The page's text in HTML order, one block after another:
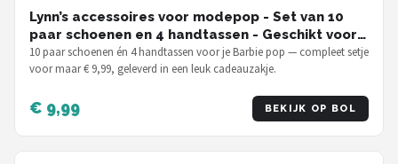
Lynn’s accessoires voor modepop - Set van 10
paar schoenen en 4 handtassen - Geschikt voor
Barbie pop - In Cadeauzakje
10 paar schoenen én 4 handtassen voor je Barbie pop — compleet setje
voor maar € 9,99, geleverd in een leuk cadeauzakje.
€ 9,99 BEKIJK OP BOL